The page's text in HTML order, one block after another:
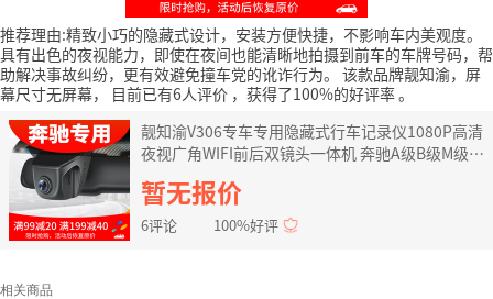
推荐理由:精致小巧的隐藏式设计，安装方便快捷，不影响车内美观度。
具有出色的夜视能力，即使在夜间也能清晰地拍摄到前车的车牌号码，帮
助解决事故纠纷，更有效避免撞车党的讹诈行为。 该款品牌靓知渝，屏
幕尺寸无屏幕，
目前已有6人评价 ，获得了100%的好评率。
靓知渝V306专车专用隐藏式行车记录仪1080P高清
夜视广角WIFI前后双镜头一体机 奔驰A级B级M级R
级GLA级GLC级GLE级CL 双镜头+云电子狗一体机
+包安装+送32G卡
暂无报价
6评论 100%好评
相关商品